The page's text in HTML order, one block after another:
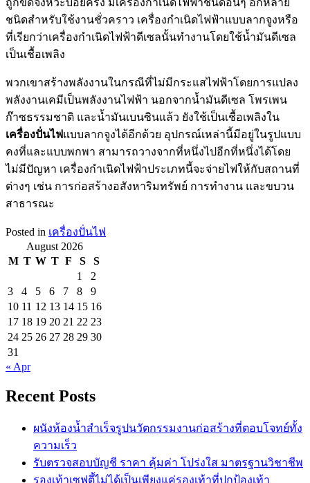
ถูกขัดจังหวะบ่อยครั้ง มีเครื่องกำเนิดไฟฟ้าชนิดอื่นๆ อีกหลาย
ชนิดสำหรับใช้งานชั่วคราว เครื่องกำเนิดไฟฟ้าแบบลากจูงหรือ
ที่เรียกว่าเครื่องกำเนิดไฟฟ้าดีเซลนั้นทำงานโดยใช้น้ำมันดีเซล
เป็นเชื้อเพลิง
พวกเขาสร้างพลังงานในกรณีที่ไม่มีกระแสไฟฟ้าโดยการแปลง
พลังงานเคมีเป็นพลังงานไฟฟ้า นอกจากน้ำมันดีเซล โพรเพน
ก๊าซธรรมชาติ และน้ำมันเบนซินแล้ว ยังใช้เป็นเชื้อเพลิงใน
เครื่องปั่นไฟแบบลากจูงได้อีกด้วย อุปกรณ์เหล่านี้มีอยู่ในรูปแบบ
คงที่และแบบพกพา สามารถวางจากที่หนึ่งไปอีกที่หนึ่งได้โดย
ไม่มีปัญหา เครื่องกำเนิดไฟฟ้าประเภทนี้จะจ่ายไฟให้กับสถานที่
ต่างๆ เช่น การก่อสร้างอสังหาริมทรัพย์ การทำงาน และขบวน
สาธารณะ
Posted in เครื่องปั่นไฟ
August 2026
M T W T F S
S
1
2
3
4 5 6 7 8
9
10 11 12 13 14 15 16
17 18 19 20 21 22 23
24 25 26 27 28 29 30
31
« Apr
Recent Posts
ผนังห้องน้ำสำเร็จรูปนวัตกรรมงานก่อสร้างที่ตอบโจทย์ทั้ง
ความเร็ว
รับตรวจสอบบัญชี ราคา คุ้มค่า โปร่งใส มาตรฐานวิชาชีพ
รองเท้าเซฟตี้ไม่ได้เป็นเพียงแค่รองเท้าที่ปกป้องเท้า